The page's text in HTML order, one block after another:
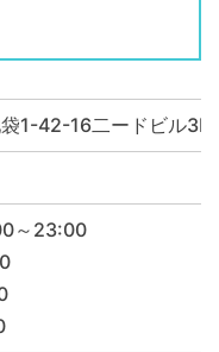
1-42-16二ードビル3F
～23:00